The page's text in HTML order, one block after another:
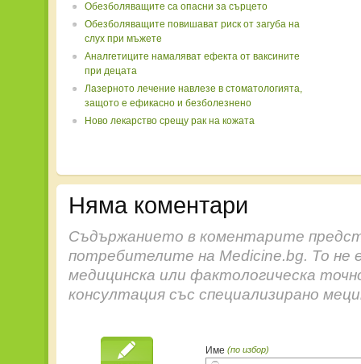
Обезболяващите са опасни за сърцето
Обезболяващите повишават риск от загуба на
слух при мъжете
Аналгетиците намаляват ефекта от ваксините
при децата
Лазерното лечение навлезе в стоматологията,
защото е ефикасно и безболезнено
Ново лекарство срещу рак на кожата
Няма коментари
Съдържанието в коментарите
потребителите на Medicine.bg. То не
медицинска или фактологическа
консултация със специализирано
Име (по избор)